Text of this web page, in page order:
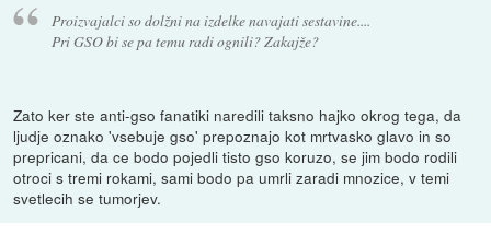
Proizvajalci so dolžni na izdelke navajati sestavine....
Pri GSO bi se pa temu radi ognili? Zakajže?
Zato ker ste anti-gso fanatiki naredili taksno hajko okrog tega, da
ljudje oznako 'vsebuje gso' prepoznajo kot mrtvasko glavo in so
prepricani, da ce bodo pojedli tisto gso koruzo, se jim bodo rodili
otroci s tremi rokami, sami bodo pa umrli zaradi mnozice, v temi
svetlecih se tumorjev.